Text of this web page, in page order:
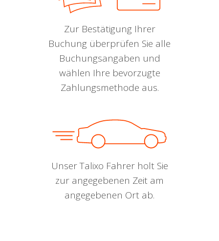
Zur Bestätigung Ihrer
Buchung überprüfen Sie alle
Buchungsangaben und
wählen Ihre bevorzugte
Zahlungsmethode aus.
Unser Talixo Fahrer holt Sie
zur angegebenen Zeit am
angegebenen Ort ab.